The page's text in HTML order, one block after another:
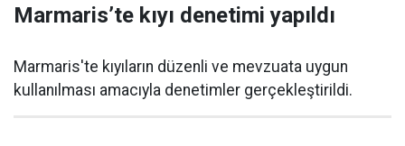
Marmaris’te kıyı denetimi yapıldı
Marmaris'te kıyıların düzenli ve mevzuata uygun
kullanılması amacıyla denetimler gerçekleştirildi.